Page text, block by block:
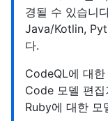
경될 수 있습니
Java/Kotlin,
다.
CodeQL에 대
Code 모델 편
Ruby에 대한 모